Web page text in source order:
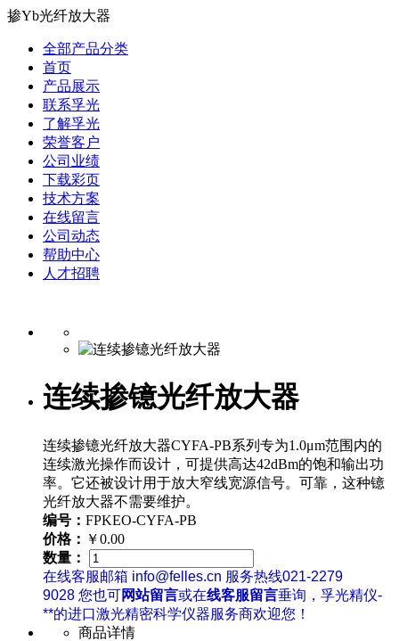
掺Yb光纤放大器
全部产品分类
首页
产品展示
联系孚光
了解孚光
荣誉客户
公司业绩
下载彩页
技术方案
在线留言
公司动态
帮助中心
人才招聘
连续掺镱光纤放大器
连续掺镱光纤放大器CYFA-PB系列专为1.0μm范围内的
连续激光操作而设计，可提供高达42dBm的饱和输出功
率。它还被设计用于放大窄线宽源信号。可靠，这种镱
光纤放大器不需要维护。
编号： FPKEO-CYFA-PB
价格： ￥0.00
数量：
在线客服邮箱 info@felles.cn 服务热线021-2279
9028 您也可网站留言或在线客服留言垂询，孚光精仪-
**的进口激光精密科学仪器服务商欢迎您！
商品详情